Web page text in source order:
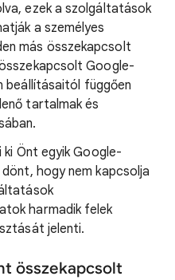
ezek a szolgáltatások
a személyes
más összekapcsolt
Google-
beállításaitól függően
tartalmak és
Önt egyik Google-
hogy nem kapcsolja
harmadik felek
jelenti.
összekapcsolt